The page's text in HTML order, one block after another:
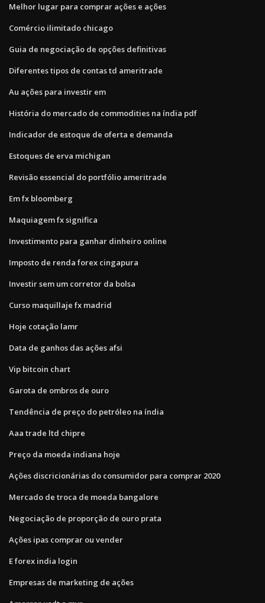
Melhor lugar para comprar ações e ações
Comércio ilimitado chicago
Guia de negociação de opções definitivas
Diferentes tipos de contas td ameritrade
Au ações para investir em
História do mercado de commodities na índia pdf
Indicador de estoque de oferta e demanda
Estoques de erva michigan
Revisão essencial do portfólio ameritrade
Em fx bloomberg
Maquiagem fx significa
Investimento para ganhar dinheiro online
Imposto de renda forex cingapura
Investir sem um corretor da bolsa
Curso maquillaje fx madrid
Hoje cotação lamr
Data de ganhos das ações afsi
Vip bitcoin chart
Garota de ombros de ouro
Tendência de preço do petróleo na índia
Aaa trade ltd chipre
Preço da moeda indiana hoje
Ações discricionárias do consumidor para comprar 2020
Mercado de troca de moeda bangalore
Negociação de proporção de ouro prata
Ações ipas comprar ou vender
E forex india login
Empresas de marketing de ações